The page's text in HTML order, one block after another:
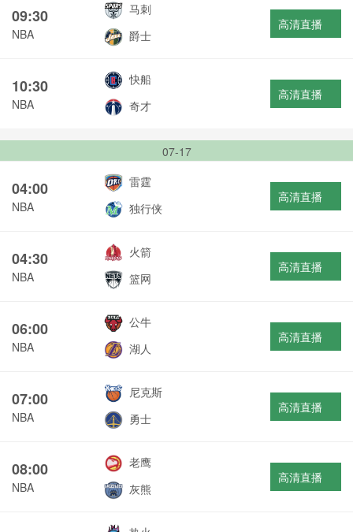
09:30
NBA
马刺
爵士
高清直播
10:30
NBA
快船
奇才
高清直播
07-17
04:00
NBA
雷霆
独行侠
高清直播
04:30
NBA
火箭
篮网
高清直播
06:00
NBA
公牛
湖人
高清直播
07:00
NBA
尼克斯
勇士
高清直播
08:00
NBA
老鹰
灰熊
高清直播